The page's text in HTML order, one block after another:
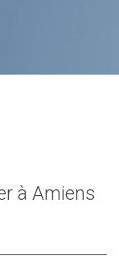
à Amiens